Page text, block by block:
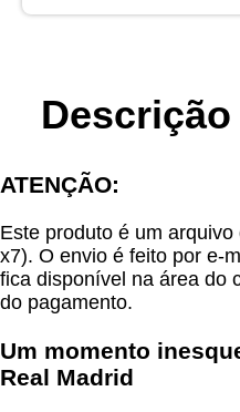
ATENÇÃO:
Este produto é um
x7). O envio é feito por e-
fica disponível na área do
do pagamento.
Um momento
Real Madrid